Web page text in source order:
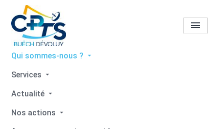
Qui sommes-nous ?
Services
Actualité
Nos actions
Territoire de santé